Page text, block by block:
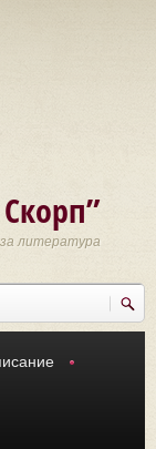
литература